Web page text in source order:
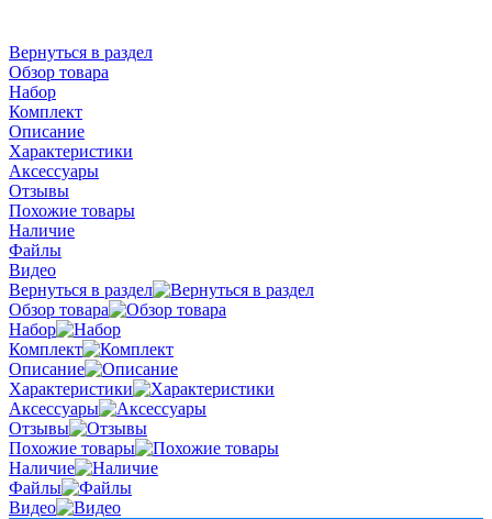
Вернуться в раздел
Обзор товара
Набор
Комплект
Описание
Характеристики
Аксессуары
Отзывы
Похожие товары
Наличие
Файлы
Видео
Вернуться в раздел
Обзор товара
Набор
Комплект
Описание
Характеристики
Аксессуары
Отзывы
Похожие товары
Наличие
Файлы
Видео